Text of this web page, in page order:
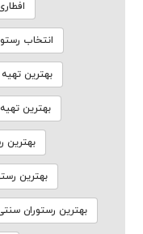
انتخاب
بهترین
بهترین
بهترین
بهترین
بهترین رستوران